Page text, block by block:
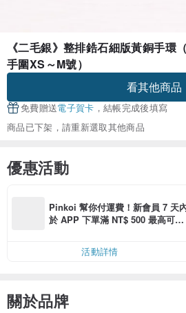
《二毛銀》整排鋯石細版黃銅手環
手圍XS～M號）
看其他商品
免費贈送電子賀卡 ，結帳完成後填寫
商品已下架，請重新選取其他商品
優惠活動
Pinkoi 幫你付運費！新會員 7 天
於 APP 下單滿 NT$ 500 最高可折
活動詳情
關於品牌